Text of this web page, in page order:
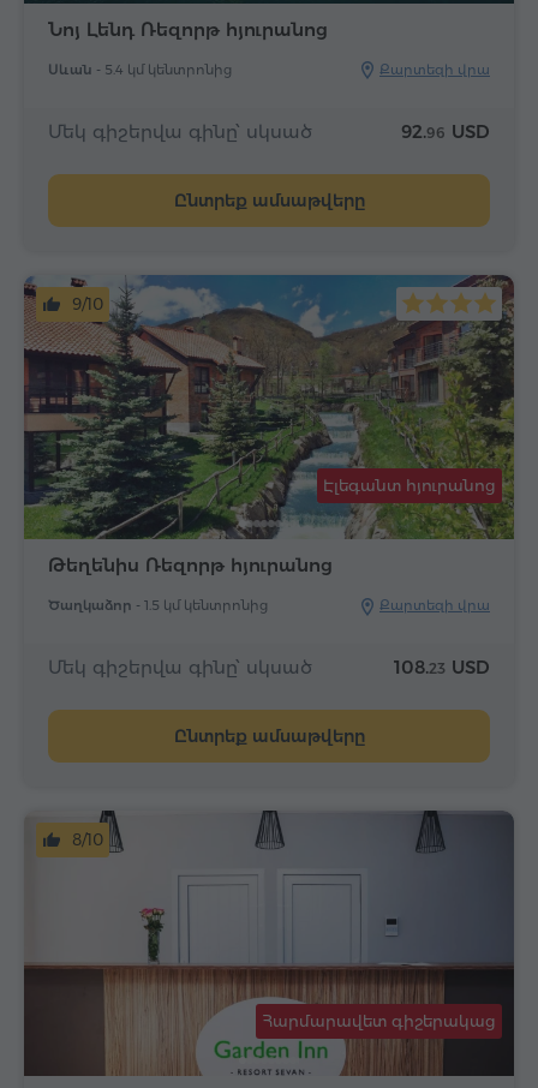
Նոյ Լենդ Ռեզորթ հյուրանոց
Սևան - 5.4 կմ կենտրոնից Քարտեզի վրա
Մեկ գիշերվա գինը՝ սկսած 92.96 USD
Ընտրեք ամսաթվերը
Թեղենիս Ռեզորթ հյուրանոց
Ծաղկաձոր - 1.5 կմ կենտրոնից Քարտեզի վրա
Էլեգանտ հյուրանոց
9/10
Մեկ գիշերվա գինը՝ սկսած 108.23 USD
Ընտրեք ամսաթվերը
Հարմարավետ գիշերակաց
8/10